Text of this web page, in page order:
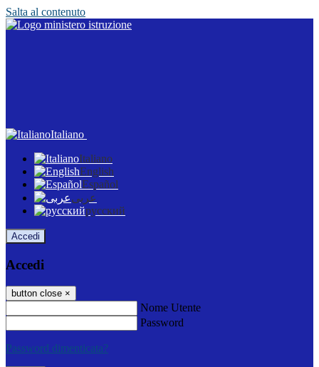
Salta al contenuto
Italiano
Italiano
English
Español
عربى
русский
Accedi
Accedi
button close ×
Nome Utente
Password
Password dimenticata?